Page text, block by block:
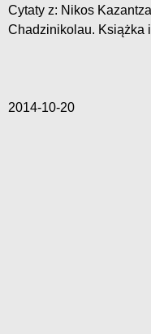
Cytaty z: Nikos
Chadzinikolau. Książka
2014-10-20